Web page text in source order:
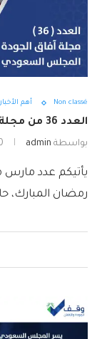
Non classé أهم الأخبار
العدد 36 من مجلة آفاق الجودة – مارس 2026م
بواسطة admin
30
يأتيكم عدد مارس
رمضان المبارك،